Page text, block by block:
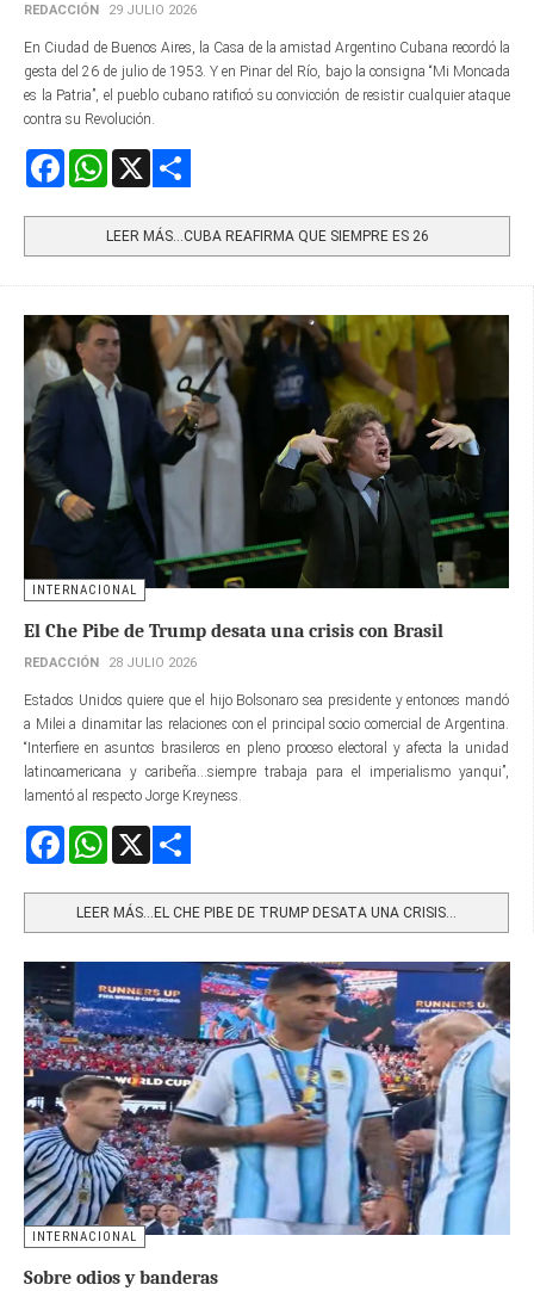
REDACCIÓN 29 JULIO 2026
En Ciudad de Buenos Aires, la Casa de la amistad Argentino Cubana recordó la
gesta del 26 de julio de 1953. Y en Pinar del Río, bajo la consigna “Mi Moncada
es la Patria”, el pueblo cubano ratificó su convicción de resistir cualquier ataque
contra su Revolución.
FacebookWhatsApp
LEER MÁS…CUBA REAFIRMA QUE SIEMPRE ES 26
INTERNACIONAL
El Che Pibe de Trump desata una crisis con Brasil
REDACCIÓN 28 JULIO 2026
Estados Unidos quiere que el hijo Bolsonaro sea presidente y entonces mandó
a Milei a dinamitar las relaciones con el principal socio comercial de Argentina.
“Interfiere en asuntos brasileros en pleno proceso electoral y afecta la unidad
latinoamericana y caribeña...siempre trabaja para el imperialismo yanqui”,
lamentó al respecto Jorge Kreyness.
FacebookWhatsApp
LEER MÁS…EL CHE PIBE DE TRUMP DESATA UNA CRISIS...
INTERNACIONAL
Sobre odios y banderas